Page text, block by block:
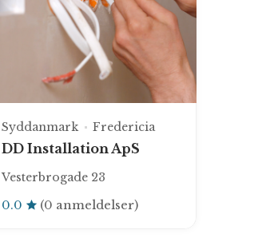
Syddanmark Fredericia
DD Installation ApS
Vesterbrogade 23
0.0 (0 anmeldelser)